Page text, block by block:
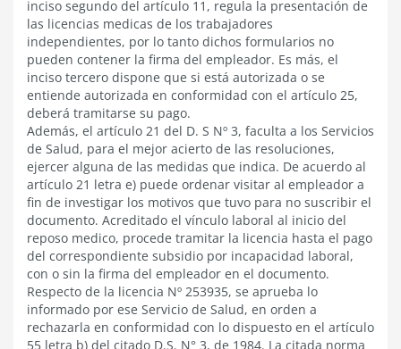
inciso segundo del artículo 11, regula la presentación de
las licencias medicas de los trabajadores
independientes, por lo tanto dichos formularios no
pueden contener la firma del empleador. Es más, el
inciso tercero dispone que si está autorizada o se
entiende autorizada en conformidad con el artículo 25,
deberá tramitarse su pago.
Además, el artículo 21 del D. S Nº 3, faculta a los Servicios
de Salud, para el mejor acierto de las resoluciones,
ejercer alguna de las medidas que indica. De acuerdo al
artículo 21 letra e) puede ordenar visitar al empleador a
fin de investigar los motivos que tuvo para no suscribir el
documento. Acreditado el vínculo laboral al inicio del
reposo medico, procede tramitar la licencia hasta el pago
del correspondiente subsidio por incapacidad laboral,
con o sin la firma del empleador en el documento.
Respecto de la licencia Nº 253935, se aprueba lo
informado por ese Servicio de Salud, en orden a
rechazarla en conformidad con lo dispuesto en el artículo
55 letra b) del citado D.S. N° 3, de 1984. La citada norma